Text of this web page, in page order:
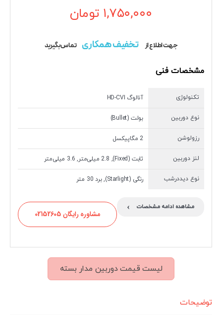
۱,۷۵۰,۰۰۰ تومان
جهت اطلاع از تخفیف همکاری تماس بگیرید
مشخصات فنی
تکنولوژی آنالوگ HD-CVI
نوع دوربین بولت (Bullet)
رزولوشن 2 مگاپیکسل
لنز دوربین ثابت (Fixed), 2.8 میلی‌متر, 3.6 میلی‌متر
نوع دیددرشب رنگی (Starlight), برد 30 متر
مشاهده ادامه مشخصات ›
مشاوره رایگان 02152605
لیست قیمت دوربین مدار بسته
توضیحات